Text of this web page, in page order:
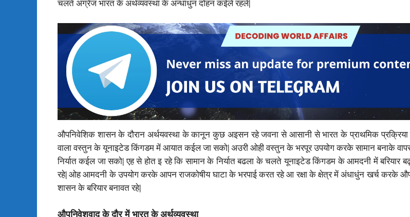
चलते अंग्रेज भारत के अर्थव्यवस्था के अन्धाधुन दोहन कईले रहले|
औपनिवेशिक शासन के दौरान अर्थयवस्था के कानून कुछ अइसन रहे जवना से आसानी से भारत के प्राथमिक
वाला वस्तुन के यूनाइटेड किंगडम में आयात कईल जा सको| अउरी ओही वस्तुन के भरपूर उपयोग करके सामान बनाके
निर्यात कईल जा सको| एह से होत इ रहे कि सामान के निर्यात बढला के चलते यूनाइटेड किंगडम के आमदनी में बरियार
रहे| ओह आमदनी के उपयोग करके आपन राजकोषीय घाटा के भरपाई करत रहे आ रक्षा के क्षेत्र में अंधाधुंन खर्च करके
शासन के बरियार बनावत रहे|
औपनिवेशवाद के दौर में भारत के अर्थव्यवस्था